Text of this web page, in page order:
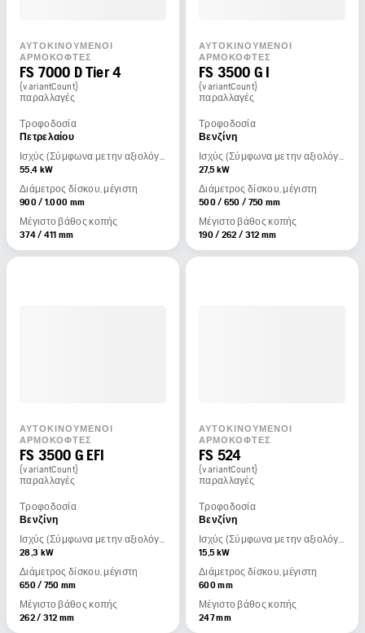
ΑΥΤΟΚΙΝΟΎΜΕΝΟΙ
ΑΡΜΟΚΌΦΤΕΣ
FS 7000 D Tier 4
{variantCount}
παραλλαγές
Τροφοδοσία
Πετρελαίου
Ισχύς (Σύμφωνα με την αξιολόγηση του κατασκευαστή του κινητήρα)
55,4 kW
Διάμετρος δίσκου, μέγιστη
900 / 1.000 mm
Μέγιστο βάθος κοπής
374 / 411 mm
ΑΥΤΟΚΙΝΟΎΜΕΝΟΙ
ΑΡΜΟΚΌΦΤΕΣ
FS 3500 G I
{variantCount}
παραλλαγές
Τροφοδοσία
Βενζίνη
Ισχύς (Σύμφωνα με την αξιολόγηση του κατασκευαστή του κινητήρα)
27,5 kW
Διάμετρος δίσκου, μέγιστη
500 / 650 / 750 mm
Μέγιστο βάθος κοπής
190 / 262 / 312 mm
ΑΥΤΟΚΙΝΟΎΜΕΝΟΙ
ΑΡΜΟΚΌΦΤΕΣ
FS 3500 G EFI
{variantCount}
παραλλαγές
Τροφοδοσία
Βενζίνη
Ισχύς (Σύμφωνα με την αξιολόγηση του κατασκευαστή του κινητήρα)
28,3 kW
Διάμετρος δίσκου, μέγιστη
650 / 750 mm
Μέγιστο βάθος κοπής
262 / 312 mm
ΑΥΤΟΚΙΝΟΎΜΕΝΟΙ
ΑΡΜΟΚΌΦΤΕΣ
FS 524
{variantCount}
παραλλαγές
Τροφοδοσία
Βενζίνη
Ισχύς (Σύμφωνα με την αξιολόγηση του κατασκευαστή του κινητήρα)
15,5 kW
Διάμετρος δίσκου, μέγιστη
600 mm
Μέγιστο βάθος κοπής
247 mm